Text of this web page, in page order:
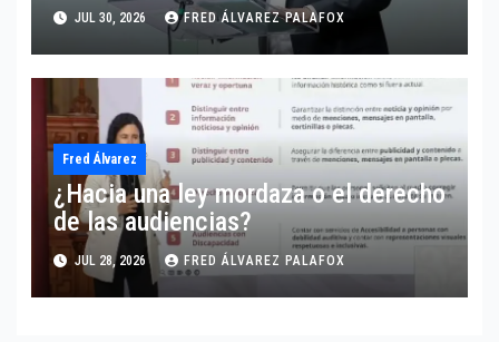
JUL 30, 2026 FRED ÁLVAREZ PALAFOX
Fred Álvarez
¿Hacia una ley mordaza o el derecho
de las audiencias?
JUL 28, 2026 FRED ÁLVAREZ PALAFOX